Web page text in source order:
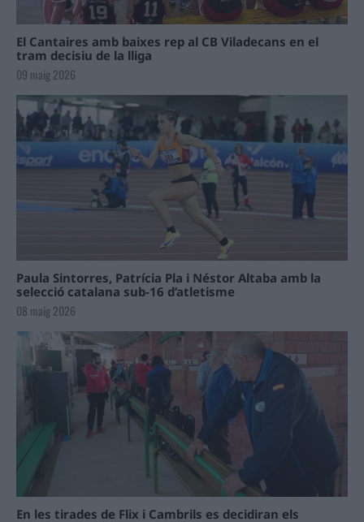
El Cantaires amb baixes rep al CB Viladecans en el
tram decisiu de la lliga
09 maig 2026
Paula Sintorres, Patrícia Pla i Néstor Altaba amb la
selecció catalana sub-16 d’atletisme
08 maig 2026
En les tirades de Flix i Cambrils es decidiran els